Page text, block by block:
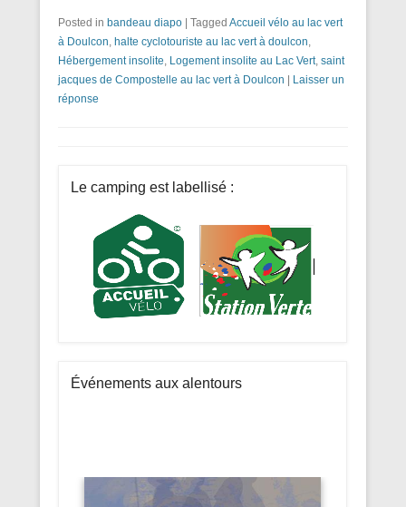
Posted in bandeau diapo | Tagged Accueil vélo au lac vert
à Doulcon halte cyclotouriste au lac vert à doulcon
Hébergement insolite Logement insolite au Lac Vert, saint
jacques de Compostelle au lac vert à Doulcon | Laisser un
réponse
Le camping est labellisé :
Événements aux alentours